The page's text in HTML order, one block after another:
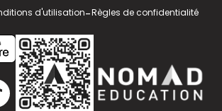
d'utilisation-Règles de confidentialité